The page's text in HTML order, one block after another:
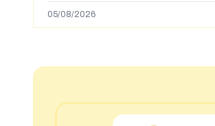
supuestamente en España tras la
05/08/2026